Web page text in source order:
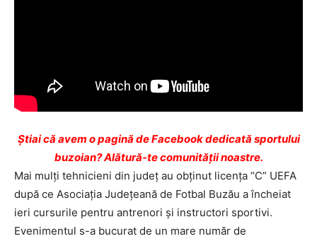
Ştiai că avem o pagină de Facebook dedicată sportului
buzoian? Alătură-te comunității noastre.
Mai mulţi tehnicieni din judeţ au obţinut licenţa “C” UEFA
după ce Asociaţia Judeţeană de Fotbal Buzău a încheiat
ieri cursurile pentru antrenori şi instructori sportivi.
Evenimentul s-a bucurat de un mare număr de